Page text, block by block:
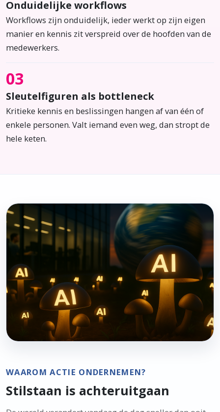
Onduidelijke workflows
Workflows zijn onduidelijk, ieder werkt op zijn eigen
manier en kennis zit verspreid over de hoofden van de
medewerkers.
03
Sleutelfiguren als bottleneck
Kritieke kennis en beslissingen hangen af van één of
enkele personen. Valt iemand even weg, dan stropt de
hele keten.
WAAROM ACTIE ONDERNEMEN?
Stilstaan is achteruitgaan